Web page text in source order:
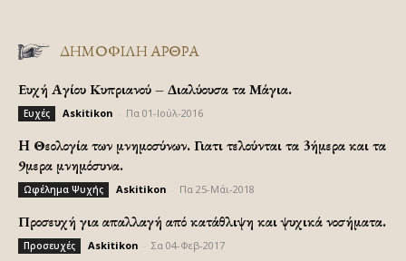
ΔΗΜΟΦΙΛΗ ΑΡΘΡΑ
Ευχή Αγίου Κυπριανού – Διαλύουσα τα Μάγια.
Ευχές Askitikon Πα 01-Ιούλ-2016
H Θεολογία των μνημοσύνων. Γιατι τελούνται τα 3ήμερα και τα
9μερα μνημόσυνα.
Ωφέλημα Ψυχής Askitikon Πα 25-Μάι-2018
Προσευχή για απαλλαγή από κατάθλιψη και ψυχικά νοσήματα.
Προσευχές Askitikon Σα 04-Φεβ-2017